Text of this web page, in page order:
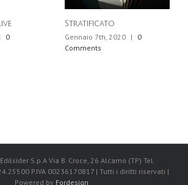
0
Stratificato
Gennaio 7th, 2020 |
0
Comments
S.p.A Via B. Croce, 26 Alcamo (TP) Tel.
P.IVA 00236170817 | Tutti i diritti riservati |
Powered by Fordesign